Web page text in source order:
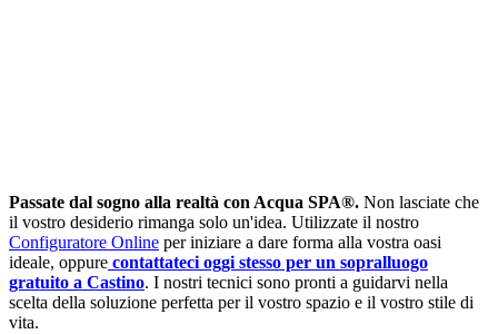
Passate dal sogno alla realtà con Acqua SPA®. Non lasciate che
il vostro desiderio rimanga solo un'idea. Utilizzate il nostro
Configuratore Online per iniziare a dare forma alla vostra oasi
ideale, oppure contattateci oggi stesso per un sopralluogo
gratuito a Castino. I nostri tecnici sono pronti a guidarvi nella
scelta della soluzione perfetta per il vostro spazio e il vostro stile di
vita.